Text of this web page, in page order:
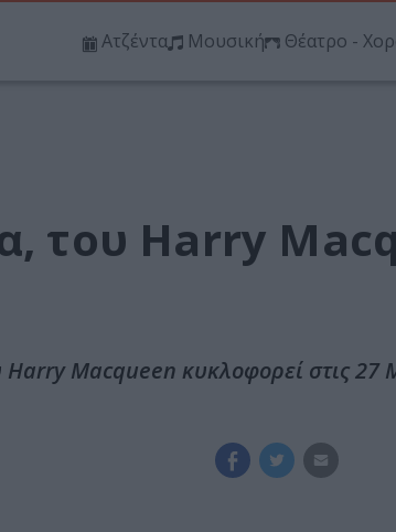
Ατζέντα Μουσική Θέατρο -
του Harry
Harry Macqueen κυκλοφορεί στις